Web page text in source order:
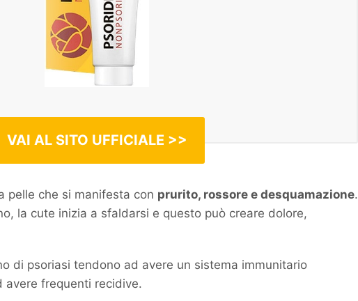
VAI AL SITO UFFICIALE >>
pelle che si manifesta con prurito, rossore e desquamazione.
la cute inizia a sfaldarsi e questo può creare dolore,
di psoriasi tendono ad avere un sistema immunitario
avere frequenti recidive.